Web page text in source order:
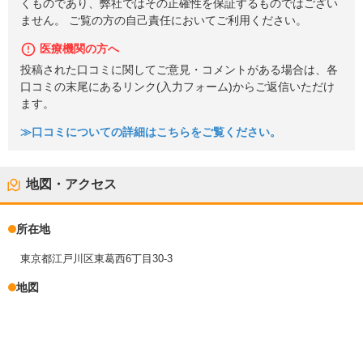
くものであり、弊社ではその正確性を保証するものではござい
ません。 ご覧の方の自己責任においてご利用ください。
医療機関の方へ
投稿された口コミに関してご意見・コメントがある場合は、各
口コミの末尾にあるリンク(入力フォーム)からご返信いただけ
ます。
≫口コミについての詳細はこちらをご覧ください。
地図・アクセス
所在地
東京都江戸川区東葛西6丁目30-3
地図